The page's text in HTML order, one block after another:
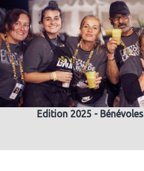
Edition 2025 - Bénévoles